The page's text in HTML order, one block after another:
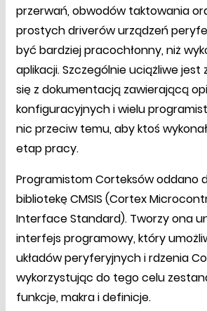
przerwań, obwodów taktowania
prostych driverów urządzeń
być bardziej pracochłonny, niż
aplikacji. Szczególnie uciążliwe jest
się z dokumentacją zawierającą
konfiguracyjnych i wielu
nic przeciw temu, aby ktoś
etap pracy.
Programistom Corteksów oddano
bibliotekę CMSIS (Cortex
Interface Standard). Tworzy ona
interfejs programowy, który
układów peryferyjnych i rdzenia
wykorzystując do tego celu
funkcje, makra i definicje.